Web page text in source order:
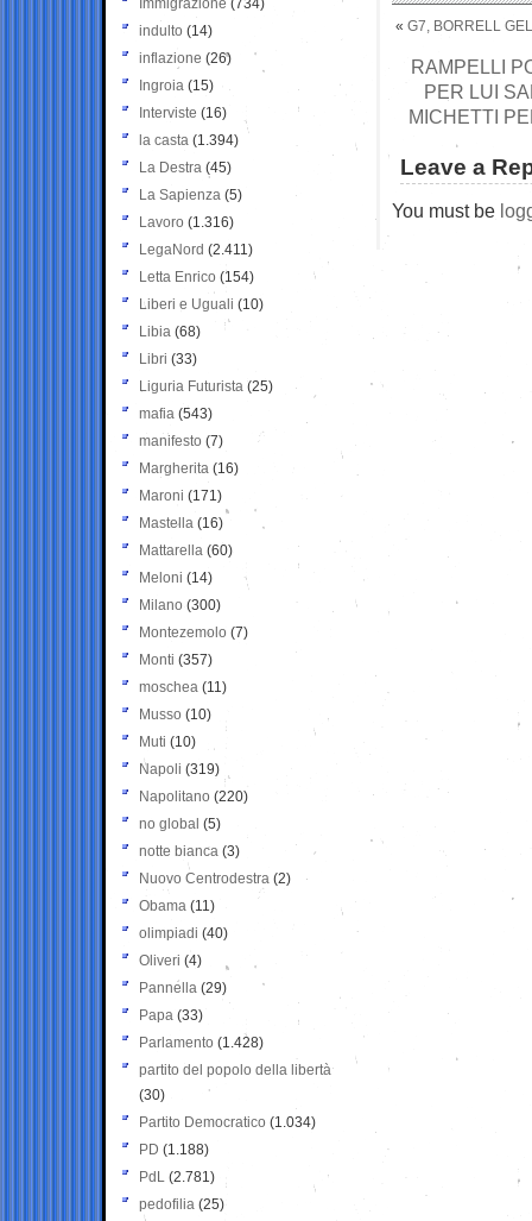
« G7, BORRELL
RAMPELLI
PER LUI
MICHETTI
Leave a
You must be
Immigrazione (734)
indulto (14)
inflazione (26)
Ingroia (15)
Interviste (16)
la casta (1.394)
La Destra (45)
La Sapienza (5)
Lavoro (1.316)
LegaNord (2.411)
Letta Enrico (154)
Liberi e Uguali (10)
Libia (68)
Libri (33)
Liguria Futurista (25)
mafia (543)
manifesto (7)
Margherita (16)
Maroni (171)
Mastella (16)
Mattarella (60)
Meloni (14)
Milano (300)
Montezemolo (7)
Monti (357)
moschea (11)
Musso (10)
Muti (10)
Napoli (319)
Napolitano (220)
no global (5)
notte bianca (3)
Nuovo Centrodestra (2)
Obama (11)
olimpiadi (40)
Oliveri (4)
Pannella (29)
Papa (33)
Parlamento (1.428)
partito del popolo della libertà
(30)
Partito Democratico (1.034)
PD (1.188)
PdL (2.781)
pedofilia (25)